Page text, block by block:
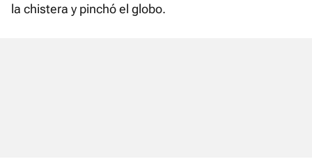
la chistera y pinchó el globo.